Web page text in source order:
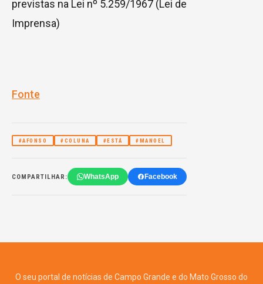
previstas na Lei nº 5.259/1967 (Lei de
Imprensa)
Fonte
#AFONSO #COLUNA #ESTÁ #MANOEL
COMPARTILHAR: WhatsApp Facebook
O seu portal de notícias de Campo Grande e do Mato Grosso do